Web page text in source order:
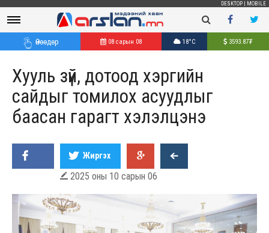
DESKTOP MOBILE
Өнөөдөр 08 сарын 08 18°C 3593.87₮
Хууль зүй, дотоод хэргийн
сайдыг томилох асуудлыг
баасан гарагт хэлэлцэнэ
Жиргэх
 2025 оны 10 сарын 06